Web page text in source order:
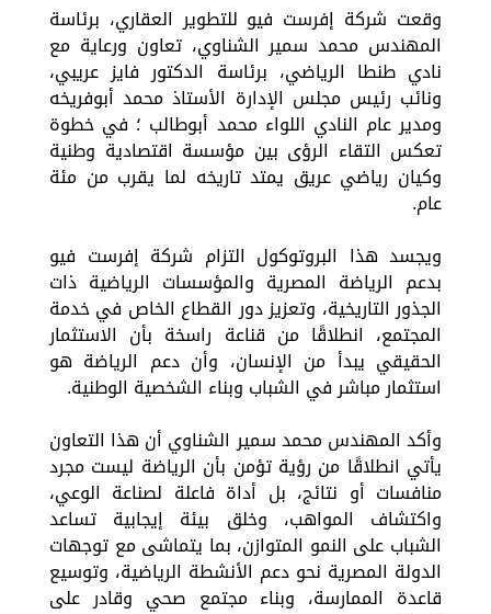
وقعت شركة إفرست فيو للتطوير العقاري، برئاسة
المهندس محمد سمير الشناوي، تعاون ورعاية مع
نادي طنطا الرياضي، برئاسة الدكتور فايز عريبي،
ونائب رئيس مجلس الإدارة الأستاذ محمد أبوفريخه
ومدير عام النادي اللواء محمد أبوطالب ؛ في خطوة
تعكس التقاء الرؤى بين مؤسسة اقتصادية وطنية
وكيان رياضي عريق يمتد تاريخه لما يقرب من مئة
عام.
ويجسد هذا البروتوكول التزام شركة إفرست فيو
بدعم الرياضة المصرية والمؤسسات الرياضية ذات
الجذور التاريخية، وتعزيز دور القطاع الخاص في خدمة
المجتمع، انطلاقًا من قناعة راسخة بأن الاستثمار
الحقيقي يبدأ من الإنسان، وأن دعم الرياضة هو
استثمار مباشر في الشباب وبناء الشخصية الوطنية.
وأكد المهندس محمد سمير الشناوي أن هذا التعاون
يأتي انطلاقًا من رؤية تؤمن بأن الرياضة ليست مجرد
منافسات أو نتائج، بل أداة فاعلة لصناعة الوعي،
واكتشاف المواهب، وخلق بيئة إيجابية تساعد
الشباب على النمو المتوازن، بما يتماشى مع توجهات
الدولة المصرية نحو دعم الأنشطة الرياضية، وتوسيع
قاعدة الممارسة، وبناء مجتمع صحي وقادر على